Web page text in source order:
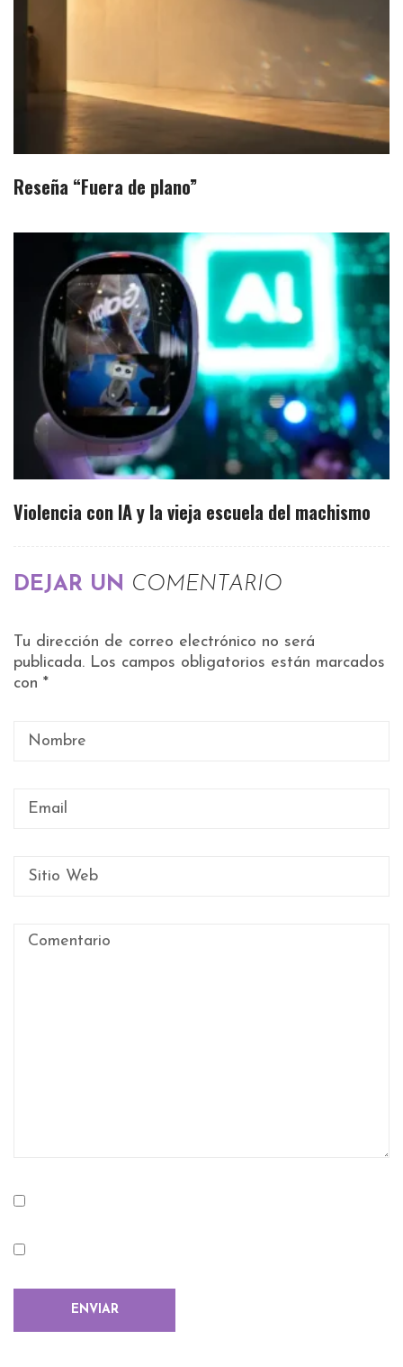
Reseña “Fuera de plano”
Violencia con IA y la vieja escuela del machismo
DEJAR UN COMENTARIO
Tu dirección de correo electrónico no será
publicada. Los campos obligatorios están marcados
con *